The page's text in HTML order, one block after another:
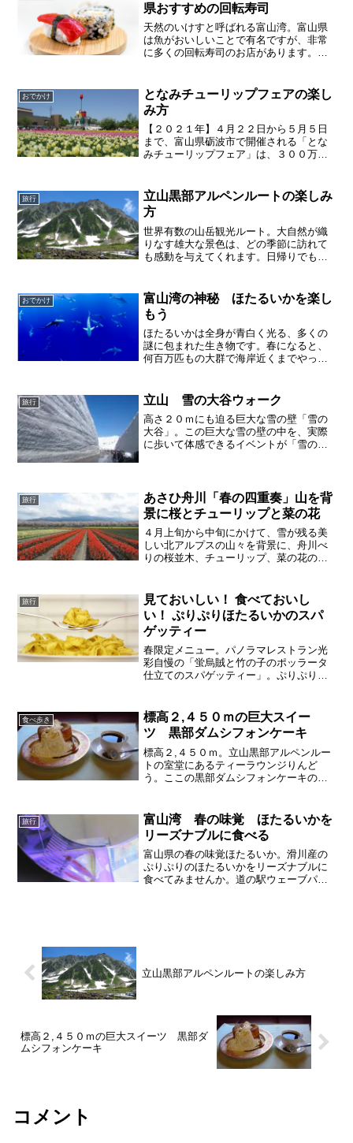
県おすすめの回転寿司
天然のいけすと呼ばれる富山湾。富山県
は魚がおいしいことで有名ですが、非常
に多くの回転寿司のお店があります。そ
店をご紹介します。
おでかけ
となみチューリップフェアの楽し
み方
【２０２１年】４月２２日から５月５日
まで、富山県砺波市で開催される「とな
みチューリップフェア」は、３００万本
介しています。
旅行
立山黒部アルペンルートの楽しみ
方
世界有数の山岳観光ルート。大自然が織
りなす雄大な景色は、どの季節に訪れて
も感動を与えてくれます。日帰りでも気
黒部アルペンルートをご紹介します。
おでかけ
富山湾の神秘 ほたるいかを楽し
もう
ほたるいかは全身が青白く光る、多くの
謎に包まれた生き物です。春になると、
何百万匹もの大群で海岸近くまでやって
ージアムでは、ほたるいかの生態を楽し
く学ぶことができます。
旅行 立山 雪の大谷ウォーク
高さ２０ｍにも迫る巨大な雪の壁「雪の
大谷」。この巨大な雪の壁の中を、実際
に歩いて体感できるイベントが「雪の大
ペンルートが代表する絶景をぜひお楽し
みください。
旅行
あさひ舟川「春の四重奏」山を背
景に桜とチューリップと菜の花
４月上旬から中旬にかけて、雪が残る美
しい北アルプスの山々を背景に、舟川べ
りの桜並木、チューリップ、菜の花の美
旅行
見ておいしい！ 食べておいし
い！ ぷりぷりほたるいかのスパ
ゲッティー
春限定メニュー。パノラマレストラン光
彩自慢の「蛍烏賊と竹の子のポッラータ
仕立てのスパゲッティー」。ぷりぷりの
めスパゲッティーです。
食べ歩き
標高２,４５０ｍの巨大スイー
ツ 黒部ダムシフォンケーキ
標高２,４５０ｍ。立山黒部アルペンルー
トの室堂にあるティーラウンジりんど
う。ここの黒部ダムシフォンケーキのイ
ラメルソースとの相性が抜群！おすすめ
スイーツです。
旅行
富山湾 春の味覚 ほたるいかを
リーズナブルに食べる
富山県の春の味覚ほたるいか。滑川産の
ぷりぷりのほたるいかをリーズナブルに
食べてみませんか。道の駅ウェーブパー
立山黒部アルペンルートの楽しみ方
標高２,４５０ｍの巨大スイーツ 黒部ダ
ムシフォンケーキ
コメント